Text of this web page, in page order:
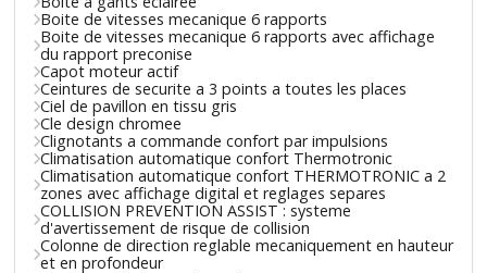
Boite de vitesses mecanique 6 rapports
Boite de vitesses mecanique 6 rapports avec affichage
du rapport preconise
Capot moteur actif
Ceintures de securite a 3 points a toutes les places
Ciel de pavillon en tissu gris
Cle design chromee
Clignotants a commande confort par impulsions
Climatisation automatique confort Thermotronic
Climatisation automatique confort THERMOTRONIC a 2
zones avec affichage digital et reglages separes
COLLISION PREVENTION ASSIST : systeme
d'avertissement de risque de collision
Colonne de direction reglable mecaniquement en hauteur
et en profondeur